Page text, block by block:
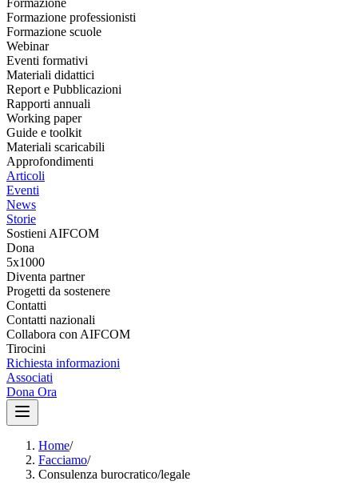
Formazione
Formazione professionisti
Formazione scuole
Webinar
Eventi formativi
Materiali didattici
Report e Pubblicazioni
Rapporti annuali
Working paper
Guide e toolkit
Materiali scaricabili
Approfondimenti
Articoli
Eventi
News
Storie
Sostieni AIFCOM
Dona
5x1000
Diventa partner
Progetti da sostenere
Contatti
Contatti nazionali
Collabora con AIFCOM
Tirocini
Richiesta informazioni
Associati
Dona Ora
Home/
Facciamo/
Consulenza burocratico/legale